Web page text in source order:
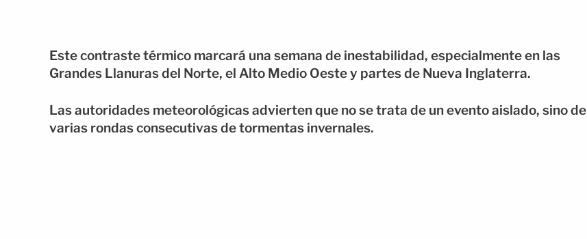
Este contraste térmico marcará una semana de inestabilidad, especialmente en las
Grandes Llanuras del Norte, el Alto Medio Oeste y partes de Nueva Inglaterra.
Las autoridades meteorológicas advierten que no se trata de un evento aislado, sino de
varias rondas consecutivas de tormentas invernales.